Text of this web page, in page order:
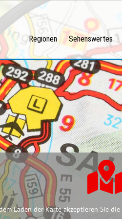
Regionen Sehenswertes
Laden der Karte akzeptieren Sie die